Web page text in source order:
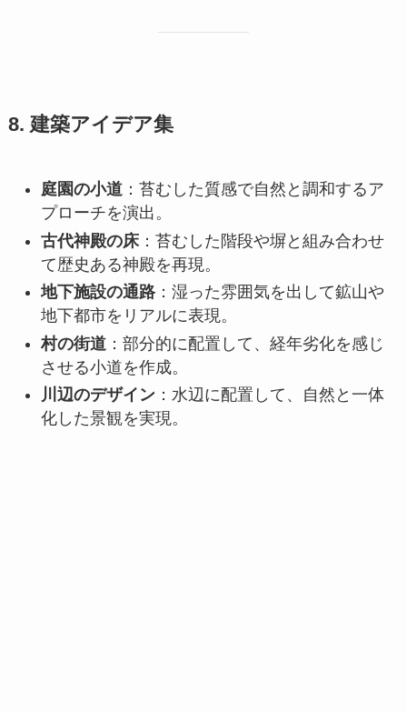
8. 建築アイデア集
庭園の小道：苔むした質感で自然と調和するア
プローチを演出。
古代神殿の床：苔むした階段や塀と組み合わせ
て歴史ある神殿を再現。
地下施設の通路：湿った雰囲気を出して鉱山や
地下都市をリアルに表現。
村の街道：部分的に配置して、経年劣化を感じ
させる小道を作成。
川辺のデザイン：水辺に配置して、自然と一体
化した景観を実現。